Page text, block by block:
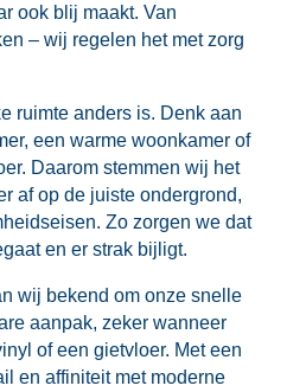
ook blij maakt.​ Van
– wij regelen het met zorg
ruimte anders is.​ Denk aan
een warme woonkamer of
Daarom stemmen wij het
af op de juiste ondergrond,
Zo zorgen we dat
en er strak bijligt.​
wij bekend om onze snelle
aanpak, zeker wanneer
of een gietvloer.​ Met een
en affiniteit met moderne